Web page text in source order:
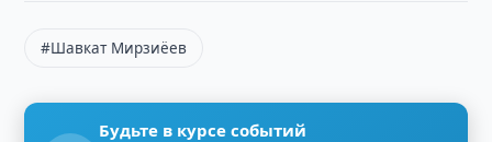
#Шавкат Мирзиёев
Будьте в курсе событий